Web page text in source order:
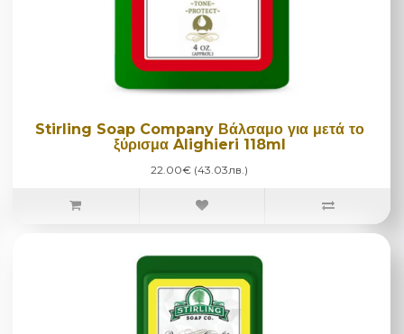
Stirling Soap Company Βάλσαμο για μετά το
ξύρισμα Alighieri 118ml
22.00€ (43.03лв.)